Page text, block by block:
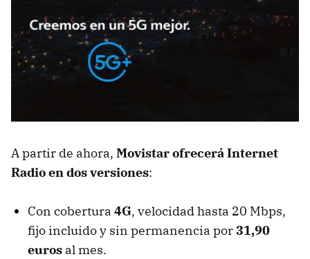
A partir de ahora, Movistar ofrecerá Internet
Radio en dos versiones:
Con cobertura 4G, velocidad hasta 20 Mbps,
fijo incluido y sin permanencia por31,90
euros al mes.